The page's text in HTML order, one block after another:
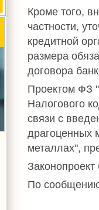
Кроме того,
частности,
кредитной
размера
договора
Проектом ФЗ
Налогового
связи с
драгоценных
металлах",
Законопроект
По